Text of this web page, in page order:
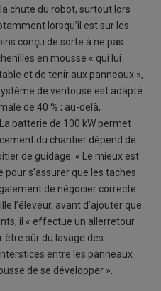
chute du robot, surtout lors
lorsqu’il est sur les
conçu de sorte à ne pas
en mousse « qui lui
et de tenir aux panneaux »,
de ventouse est adapté
de 40 % ; au-delà,
batterie de 100 kW permet
du chantier dépend de
de guidage. « Le mieux est
s’assurer que les taches
de négocier correcte
l’éleveur, avant d’ajouter que
il « effectue un allerretour
être sûr du lavage des
entre les panneaux
de se développer ».